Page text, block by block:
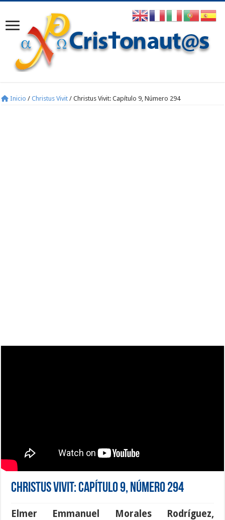
Inicio / Christus Vivit / Christus Vivit: Capítulo 9, Número 294
Christus Vivit: Capítulo 9, Número 294
Elmer Emmanuel Morales Rodríguez,